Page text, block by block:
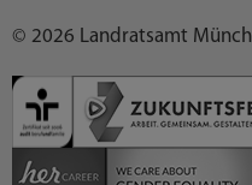
© 2026 Landratsamt